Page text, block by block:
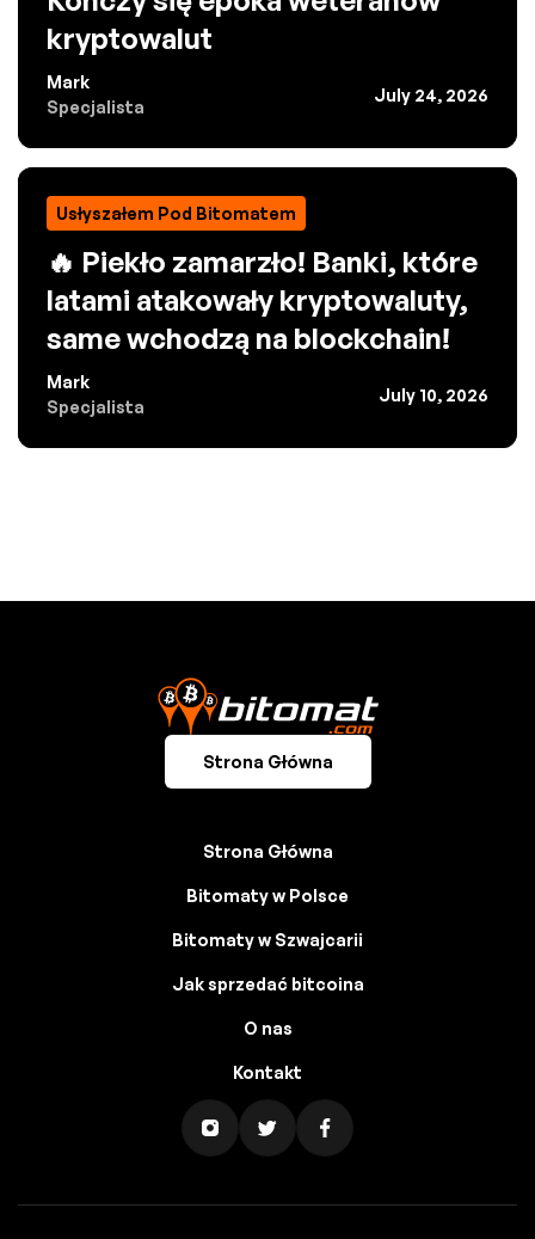
kryptowalut
Mark
Specjalista
July 24, 2026
Usłyszałem Pod Bitomatem
🔥 Piekło zamarzło! Banki, które
latami atakowały kryptowaluty,
same wchodzą na blockchain!
Mark
Specjalista
July 10, 2026
Strona Główna
Strona Główna
Bitomaty w Polsce
Bitomaty w Szwajcarii
Jak sprzedać bitcoina
O nas
Kontakt